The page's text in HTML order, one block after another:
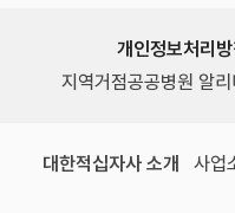
개인정보처리
지역거점공공병원 알리
대한적십자사 소개 사업